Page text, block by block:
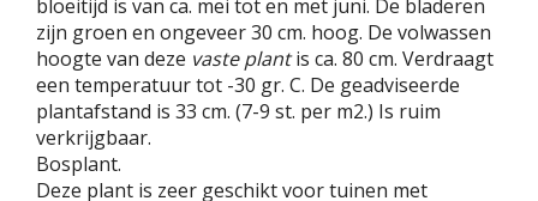
bloeitijd is van ca. mei tot en met juni. De bladeren
zijn groen en ongeveer 30 cm. hoog. De volwassen
hoogte van deze vaste plantis ca. 80 cm. Verdraagt
een temperatuur tot -30 gr. C. De geadviseerde
plantafstand is 33 cm. (7-9 st. per m2.) Is ruim
verkrijgbaar.
Bosplant.
Deze plant is zeer geschikt voor tuinen met